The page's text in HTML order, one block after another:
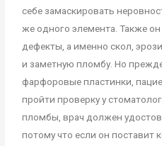
себе замаскировать
же одного элемента. Также
дефекты, а именно скол,
и заметную пломбу. Но
фарфоровые пластинки,
пройти проверку у
пломбы, врач должен
потому что если он поставит